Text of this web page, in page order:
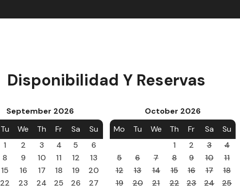
Disponibilidad Y Reservas
September 2026
Tu We Th Fr Sa
Su
1
2 3 4 5
6
8 9 10 11 12
13
15 16 17 18 19
20
22 23 24 25 26
27
October 2026
Mo
Tu We Th Fr Sa
Su
1
2 3
4
5
6 7 8 9 10
11
12
13 14 15 16 17
18
19
20 21 22 23 24
25